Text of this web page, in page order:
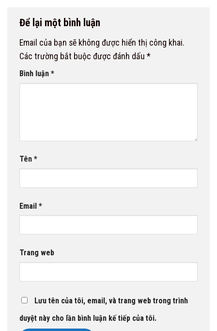
Để lại một bình luận
Email của bạn sẽ không được hiển thị công khai.
Các trường bắt buộc được đánh dấu *
Bình luận *
Tên *
Email *
Trang web
Lưu tên của tôi, email, và trang web trong trình
duyệt này cho lần bình luận kế tiếp của tôi.